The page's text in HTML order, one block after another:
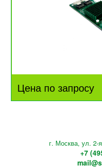
Цена по запросу
г. Москва, ул. 2-
+7